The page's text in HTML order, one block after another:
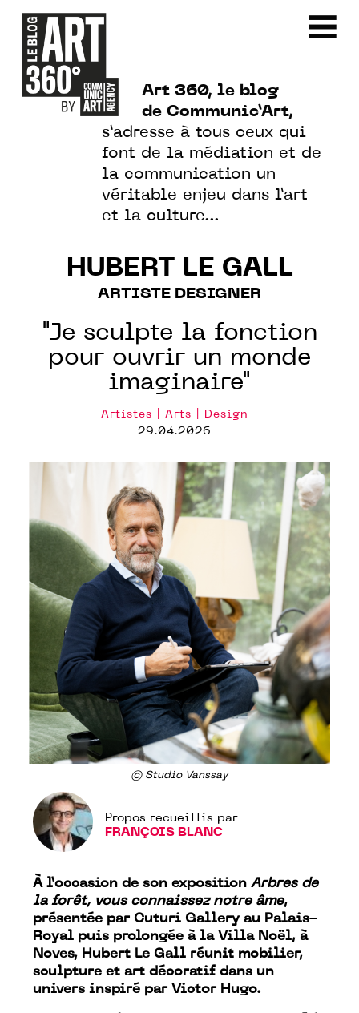
Art 360, le blog
de Communic’Art,
s’adresse à tous ceux qui
font de la médiation et de
la communication un
véritable enjeu dans l’art
et la culture…
HUBERT LE GALL
ARTISTE DESIGNER
"Je sculpte la fonction
pour ouvrir un monde
imaginaire"
Artistes | Arts | Design
29.04.2026
© Studio Vanssay
Propos recueillis par
FRANÇOIS BLANC
À l’occasion de son exposition Arbres de
la forêt, vous connaissez notre âme,
présentée par Cuturi Gallery au Palais-
Royal puis prolongée à la Villa Noël, à
Noves, Hubert Le Gall réunit mobilier,
sculpture et art décoratif dans un
univers inspiré par Victor Hugo.